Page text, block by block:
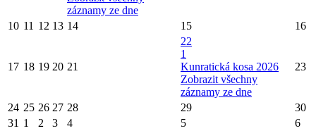
záznamy ze dne
10 11 12 13 14 15 16
17 18 19 20 21
22
1
Kunratická kosa 2026
Zobrazit všechny
záznamy ze dne
23
24 25 26 27 28 29
30
31 1 2 3 4 5 6